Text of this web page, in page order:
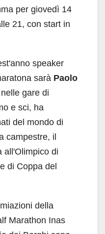
per giovedì 14
21, con start in
speaker
sarà Paolo
gare di
e sci, ha
del mondo di
campestre, il
all'Olimpico di
di Coppa del
della
Marathon Inas